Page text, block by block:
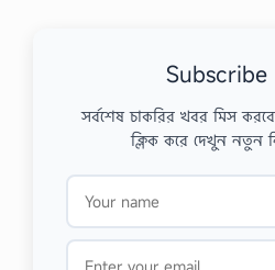
Subscribe
সর্বশেষ চাকরির খবর মিস
ক্লিক করে দেখুন নতুন